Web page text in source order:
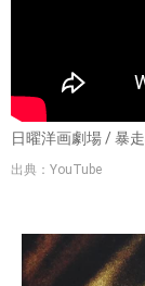
日曜洋画劇場 / 暴
出典：YouTube